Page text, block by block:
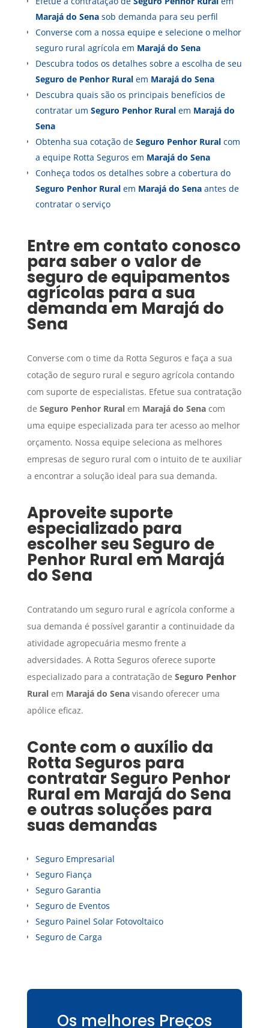
Marajá do Senasob demanda para seu perfil
Converse com a nossa equipe e selecione o melhor
seguro rural agrícola em Marajá do Sena
Descubra todos os detalhes sobre a escolha de seu
Seguro de Penhor Ruralem Marajá do Sena
Descubra quais são os principais benefícios de
contratar um Seguro Penhor Ruralem Marajá do
Sena
Obtenha sua cotação de Seguro Penhor Ruralcom
a equipe Rotta Seguros em Marajá do Sena
Conheça todos os detalhes sobre a cobertura do
Seguro Penhor Ruralem Marajá do Senaantes de
contratar o serviço
Entre em contato conosco
para saber o valor de
seguro de equipamentos
agrícolas para a sua
demanda em Marajá do
Sena
Converse com o time da Rotta Seguros e faça a sua
cotação de seguro rural e seguro agrícola contando
com suporte de especialistas. Efetue sua contratação
de Seguro Penhor Ruralem Marajá do Senacom
uma equipe especializada para ter acesso ao melhor
orçamento. Nossa equipe seleciona as melhores
empresas de seguro rural com o intuito de te auxiliar
a encontrar a solução ideal para sua demanda.
Aproveite suporte
especializado para
escolher seu Seguro de
Penhor Rural em Marajá
do Sena
Contratando um seguro rural e agrícola conforme a
sua demanda é possível garantir a continuidade da
atividade agropecuária mesmo frente a
adversidades. A Rotta Seguros oferece suporte
especializado para a contratação de Seguro Penhor
Ruralem Marajá do Senavisando oferecer uma
apólice eficaz.
Conte com o auxílio da
Rotta Seguros para
contratar Seguro Penhor
Rural em Marajá do Sena
e outras soluções para
suas demandas
Seguro Empresarial
Seguro Fiança
Seguro Garantia
Seguro de Eventos
Seguro Painel Solar Fotovoltaico
Seguro de Carga
Os melhores Preços